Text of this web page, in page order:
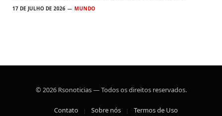
17 DE JULHO DE 2026 MUNDO
© 2026 Rsonoticias — Todos os direitos reservados.
Contato Sobre nós Termos de Uso